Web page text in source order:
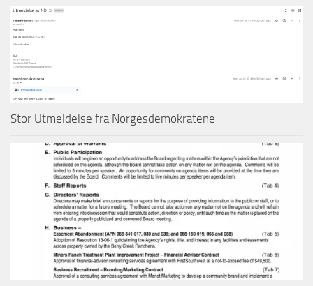
Stor Utmeldelse fra Norgesdemokratene